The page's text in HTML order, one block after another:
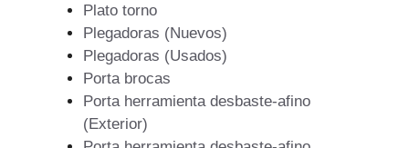
Plato torno
Plegadoras (Nuevos)
Plegadoras (Usados)
Porta brocas
Porta herramienta desbaste-afino
(Exterior)